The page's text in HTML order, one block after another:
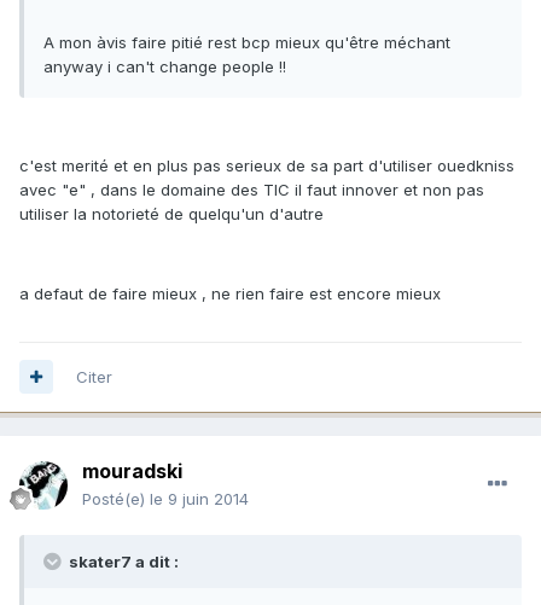
A mon àvis faire pitié rest bcp mieux qu'être méchant
anyway i can't change people !!
c'est merité et en plus pas serieux de sa part d'utiliser ouedkniss
avec "e" , dans le domaine des TIC il faut innover et non pas
utiliser la notorieté de quelqu'un d'autre
a defaut de faire mieux , ne rien faire est encore mieux
Citer
mouradski
Posté(e) le 9 juin 2014
skater7 a dit :